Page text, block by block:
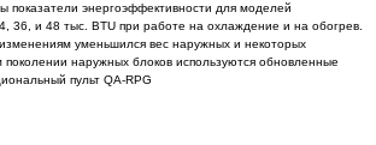
показатели энергоэффективности для моделей
36, и 48 тыс. BTU при работе на охлаждение и на обогрев.
уменьшился вес наружных и некоторых
наружных блоков используются обновленные
пульт QA-RPG